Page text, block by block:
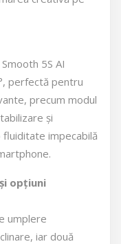
5S AI
perfectă pentru
precum modul
și
impecabilă
opțiuni
umplere
iar două